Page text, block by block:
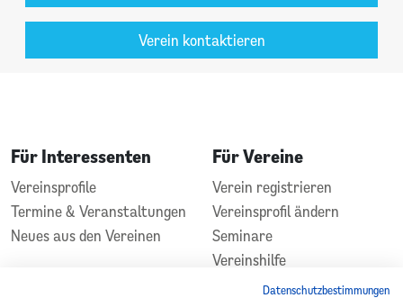
Verein kontaktieren
Für Interessenten
Vereinsprofile
Termine & Veranstaltungen
Neues aus den Vereinen
Für Vereine
Verein registrieren
Vereinsprofil ändern
Seminare
Vereinshilfe
KontaktDatenschutzbestimmungen